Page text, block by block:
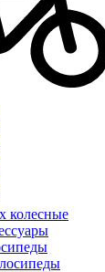
колесные